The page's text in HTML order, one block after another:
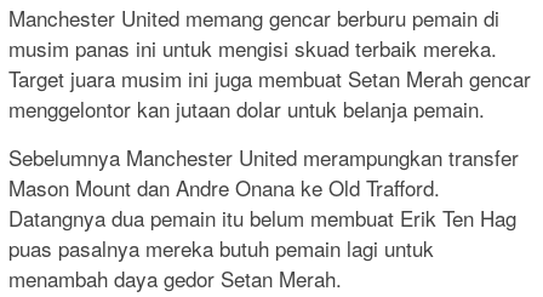
Manchester United memang gencar berburu pemain di
musim panas ini untuk mengisi skuad terbaik mereka.
Target juara musim ini juga membuat Setan Merah gencar
menggelontor kan jutaan dolar untuk belanja pemain.
Sebelumnya Manchester United merampungkan transfer
Mason Mount dan Andre Onana ke Old Trafford.
Datangnya dua pemain itu belum membuat Erik Ten Hag
puas pasalnya mereka butuh pemain lagi untuk
menambah daya gedor Setan Merah.